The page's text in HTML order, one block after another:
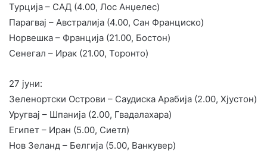
Турција – САД (4.00, Лос Анџелес)
Парагвај – Австралија (4.00, Сан Франциско)
Норвешка – Франција (21.00, Бостон)
Сенегал – Ирак (21.00, Торонто)
27 јуни:
Зеленортски Острови – Саудиска Арабија (2.00, Хјустон)
Уругвај – Шпанија (2.00, Гвадалахара)
Египет – Иран (5.00, Сиетл)
Нов Зеланд – Белгија (5.00, Ванкувер)